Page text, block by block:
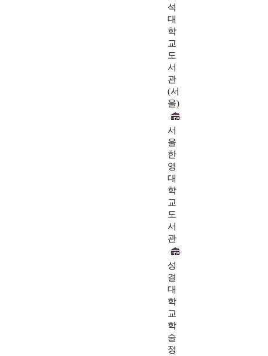
석
대
학
교
도
서
관
(서
울)
서
울
한
영
대
학
교
도
서
관
성
결
대
학
교
학
술
정